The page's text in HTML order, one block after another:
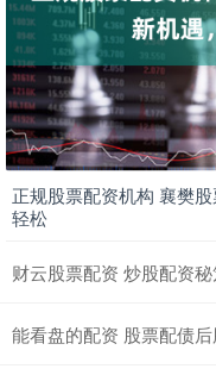
正规股票配资机构 襄樊
轻松
财云股票配资 炒股配资
能看盘的配资 股票配债